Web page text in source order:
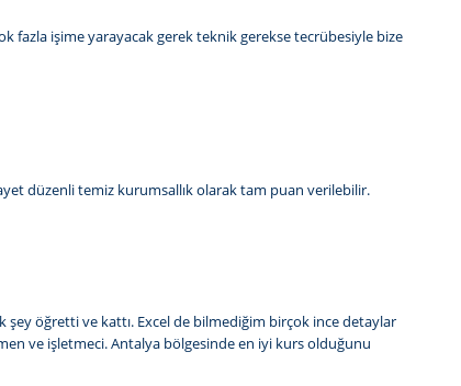
fazla işime yarayacak gerek teknik gerekse tecrübesiyle bize
düzenli temiz kurumsallık olarak tam puan verilebilir.
şey öğretti ve kattı. Excel de bilmediğim birçok ince detaylar
ve işletmeci. Antalya bölgesinde en iyi kurs olduğunu